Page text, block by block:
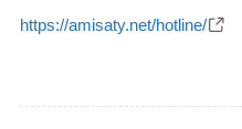
https://amisaty.net/hotline/